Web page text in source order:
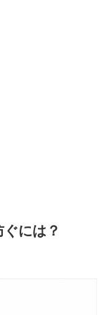
には？